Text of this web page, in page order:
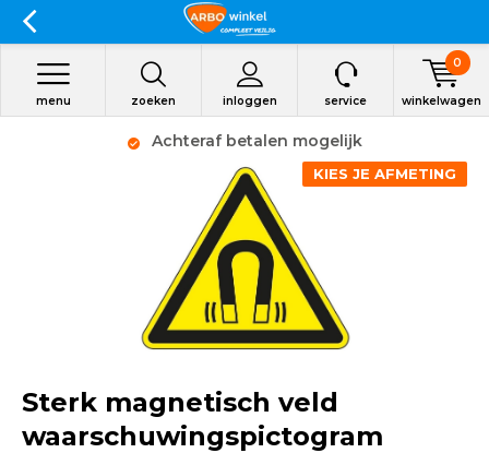
zoeken inloggen
menu service winkelwagen
0
Achteraf betalen mogelijk
KIES JE AFMETING
Sterk magnetisch veld
waarschuwingspictogram